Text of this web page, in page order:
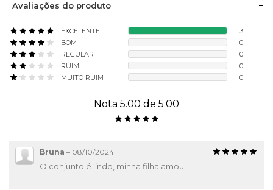
Avaliações do produto
EXCELENTE
3
BOM
0
REGULAR
0
RUIM
0
MUITO RUIM
0
Nota 5.00 de 5.00
Bruna – 08/10/2024
O conjunto é lindo, minha filha amou